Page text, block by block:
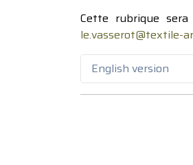
Cette rubrique
le.vasserot@textile-
English version